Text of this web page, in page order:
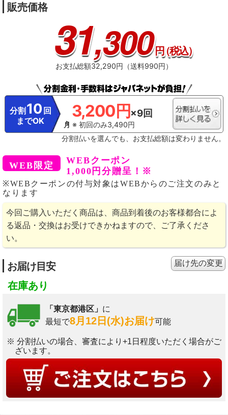
販売価格
31,300円（税込）
お支払総額32,290円（送料990円）
分割 10 回
までOK
3,200円×9回
※ 初回のみ3,490円
分割払いを選んでも、お支払総額は変わりません。
WEBクーポン
1,000円分贈呈！※
※WEBクーポンの付与対象はWEBからのご注文のみと
なります
今回ご購入いただく商品は、商品到着後のお客様都合によ
る返品・交換はお受けできかねますので、ご了承くださ
い。
お届け目安
在庫あり
「東京都港区」 に
最短で8月12日(水)お届け可能
※ 分割払いの場合、審査により+1日程度いただく場合がご
ざいます。
届け先の変更